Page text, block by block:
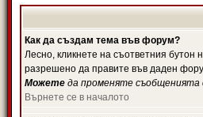
Как да създам тема във форум?
Лесно, кликнете на съответния
разрешено да правите във даден
Можете да променяте съобщенията
Върнете се в началото